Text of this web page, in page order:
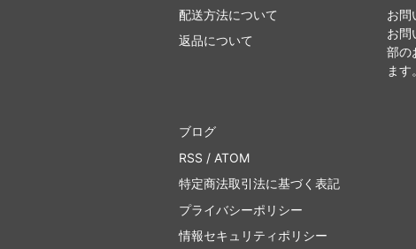
配送方法について
返品について
お問
お問
部の
ます。
ブログ
RSS / ATOM
特定商法取引法に基づく表記
プライバシーポリシー
情報セキュリティポリシー